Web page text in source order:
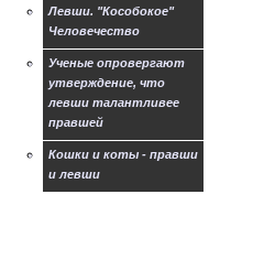
Левши. "Кособокое"
Человечество
Ученые опровергают
утверждение, что
левши талантливее
правшей
Кошки и коты - правши
и левши